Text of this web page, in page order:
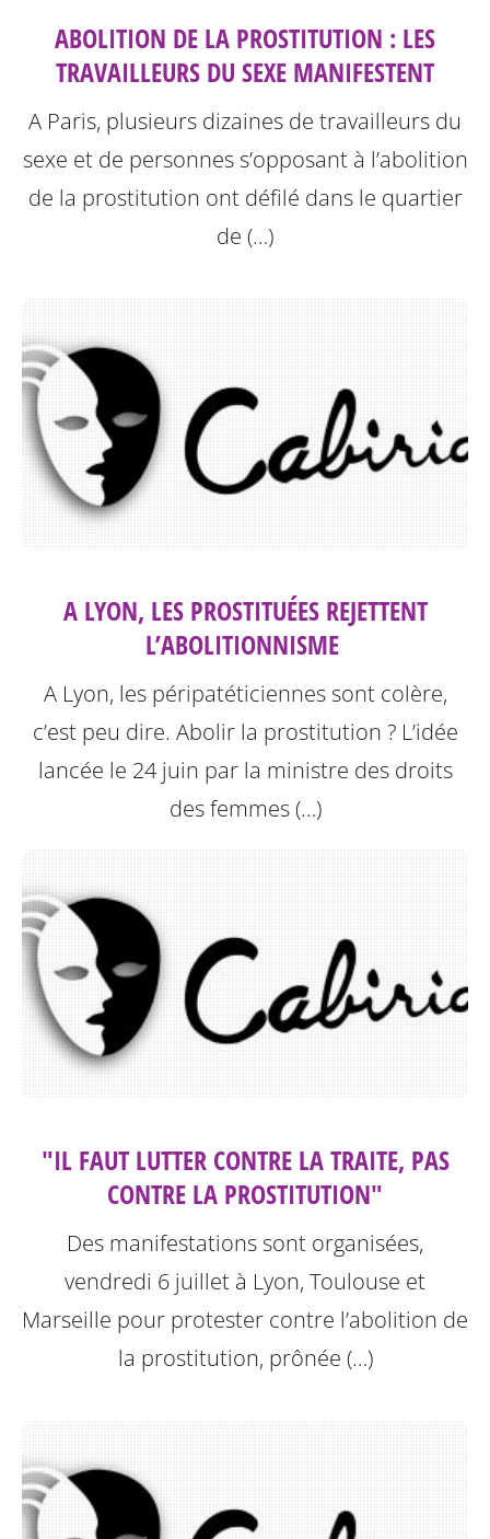
ABOLITION DE LA PROSTITUTION : LES
TRAVAILLEURS DU SEXE MANIFESTENT
A Paris, plusieurs dizaines de travailleurs du
sexe et de personnes s’opposant à l’abolition
de la prostitution ont défilé dans le quartier
de (…)
A LYON, LES PROSTITUÉES REJETTENT
L’ABOLITIONNISME ‎
A Lyon, les péripatéticiennes sont colère,
c’est peu dire. Abolir la prostitution ? L’idée
lancée le 24 juin par la ministre des droits
des femmes (…)
"IL FAUT LUTTER CONTRE LA TRAITE, PAS
CONTRE LA PROSTITUTION"
Des manifestations sont organisées,
vendredi 6 juillet à Lyon, Toulouse et
Marseille pour protester contre l’abolition de
la prostitution, prônée (…)